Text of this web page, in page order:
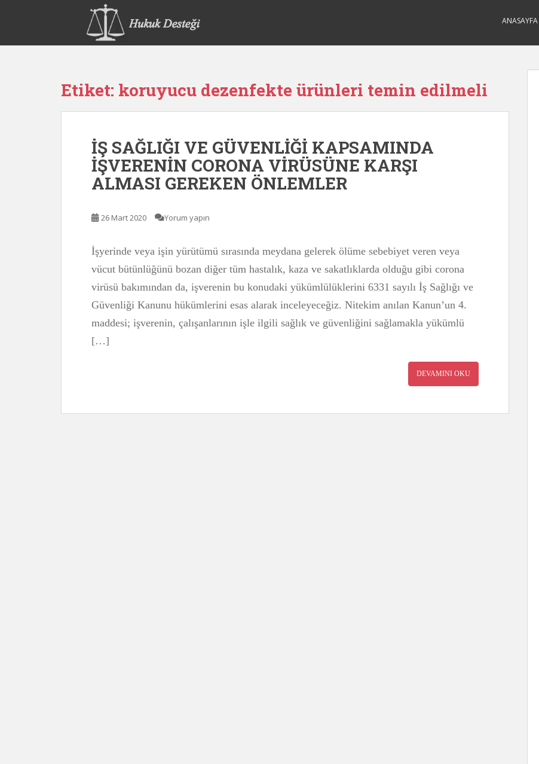
p
ANASAYFA
Etiket: koruyucu dezenfekte ürünleri temin edilmeli
İŞ SAĞLIĞI VE GÜVENLİĞİ KAPSAMINDA
İŞVERENİN CORONA VİRÜSÜNE KARŞI
ALMASI GEREKEN ÖNLEMLER
26 Mart 2020 Yorum yapın
İşyerinde veya işin yürütümü sırasında meydana gelerek ölüme sebebiyet veren veya
vücut bütünlüğünü bozan diğer tüm hastalık, kaza ve sakatlıklarda olduğu gibi corona
virüsü bakımından da, işverenin bu konudaki yükümlülüklerini 6331 sayılı İş Sağlığı ve
Güvenliği Kanunu hükümlerini esas alarak inceleyeceğiz. Nitekim anılan Kanun’un 4.
maddesi; işverenin, çalışanlarının işle ilgili sağlık ve güvenliğini sağlamakla yükümlü
[…]
DEVAMINI OKU